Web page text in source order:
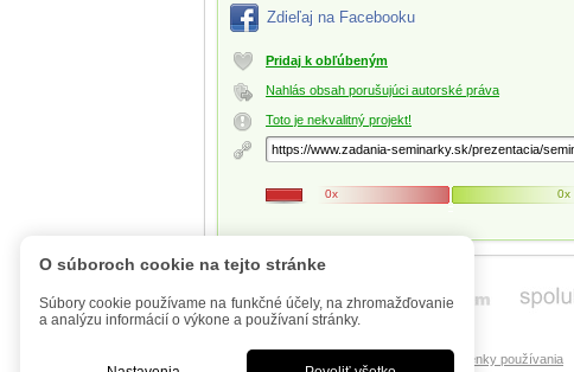
Zdieľaj na Facebooku
Pridaj k obľúbeným
Nahlás obsah porušujúci autorské práva
Toto je nekvalitný projekt!
0x 0x
Podmienky používania
O súboroch cookie na tejto stránke
Súbory cookie používame na funkčné účely, na zhromažďovanie
a analýzu informácií o výkone a používaní stránky.